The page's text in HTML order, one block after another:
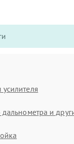
и